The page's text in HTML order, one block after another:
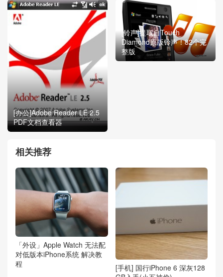
[办公]Adobe Reader LE 2.5
PDF文档查看器
[铃声]提取自Touch
Diamond原版铃声！82个完
整版
相关推荐
「外设」Apple Watch 无法配
对低版本iPhone系统 解决教
程
[手机] 国行iPhone 6 深灰128